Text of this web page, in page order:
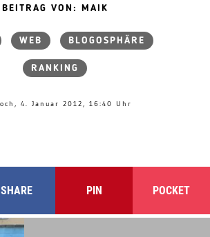
BEITRAG VON: MAIK
WEB BLOGOSPHÄRE
RANKING
4. Januar 2012, 16:40 Uhr
SHARE PIN POCKET